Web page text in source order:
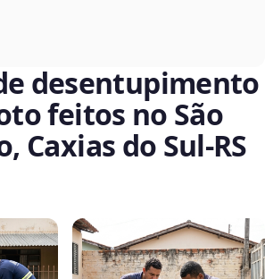
desentupimento
feitos no São
Caxias do Sul‑RS